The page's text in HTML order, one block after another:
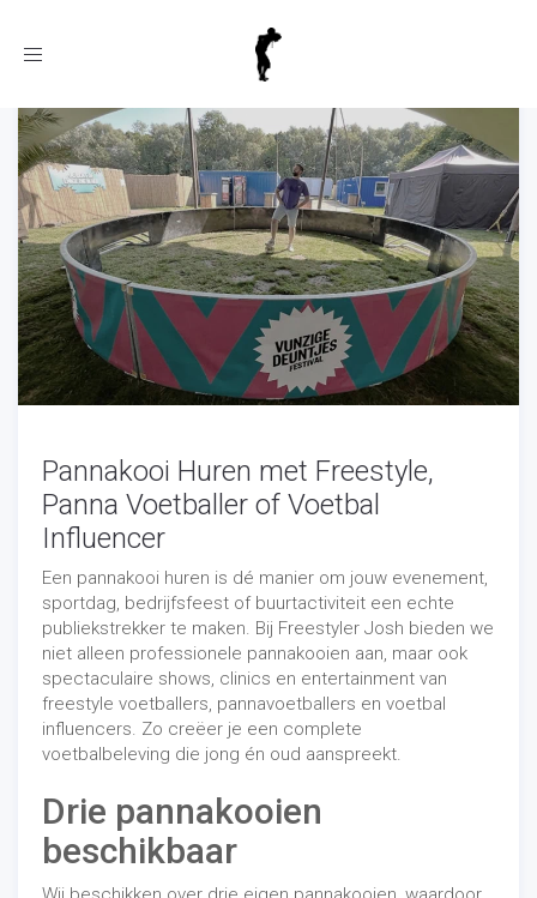
Toggle
Pannakooi Huren met Freestyle,
Panna Voetballer of Voetbal
Influencer
Een pannakooi huren is dé manier om jouw evenement,
sportdag, bedrijfsfeest of buurtactiviteit een echte
publiekstrekker te maken. Bij Freestyler Josh bieden we
niet alleen professionele pannakooien aan, maar ook
spectaculaire shows, clinics en entertainment van
freestyle voetballers, pannavoetballers en voetbal
influencers. Zo creëer je een complete
voetbalbeleving die jong én oud aanspreekt.
Drie pannakooien
beschikbaar